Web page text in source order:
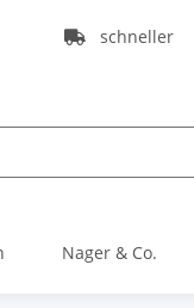
schneller
Nager & Co.